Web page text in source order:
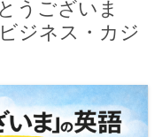
うございま
ジネス・カジ